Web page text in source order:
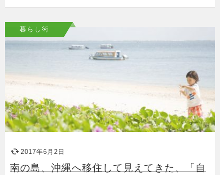
暮らし術
2017年6月2日
南の島、沖縄へ移住して見えてきた、「自